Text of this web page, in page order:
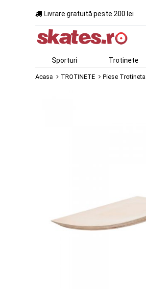
Livrare gratuită peste 200 lei
Sporturi Trotinete
Acasa TROTINETE Piese Trotineta